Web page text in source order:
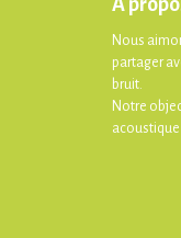
Nous
partager
bruit.
Notre
acoustique